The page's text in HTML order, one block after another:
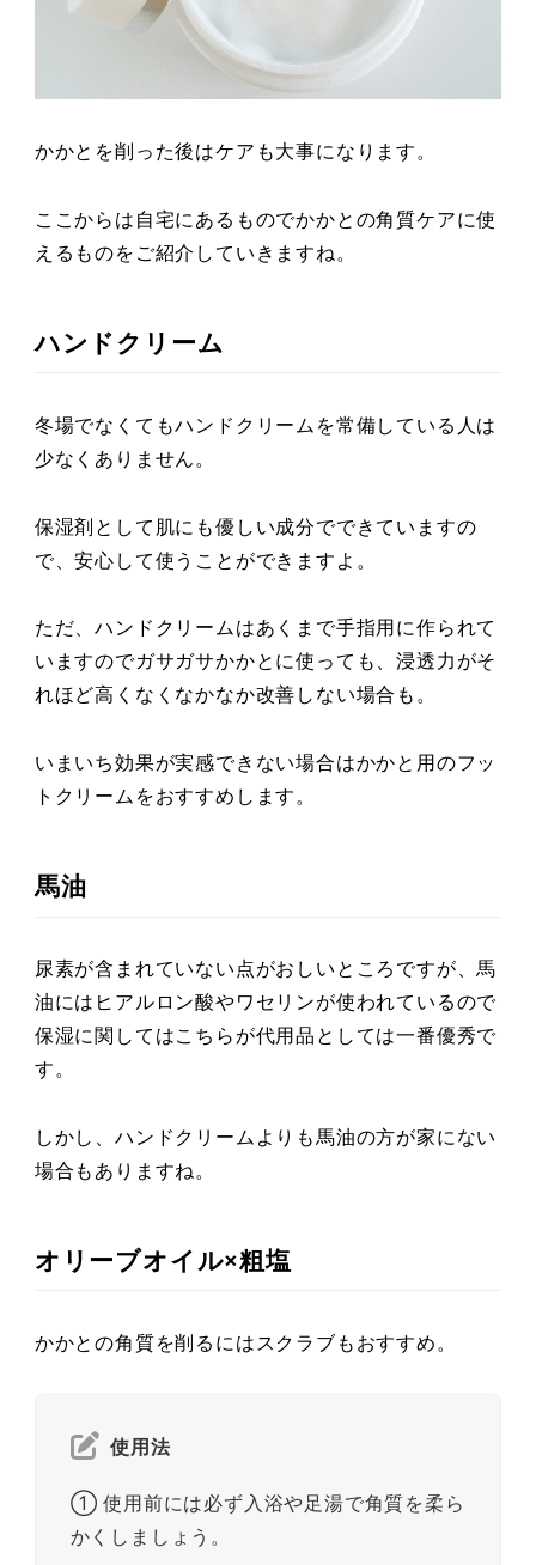
かかとを削った後はケアも大事になります。
ここからは自宅にあるものでかかとの角質ケアに使
えるものをご紹介していきますね。
ハンドクリーム
冬場でなくてもハンドクリームを常備している人は
少なくありません。
保湿剤として肌にも優しい成分でできていますの
で、安心して使うことができますよ。
ただ、ハンドクリームはあくまで手指用に作られて
いますのでガサガサかかとに使っても、浸透力がそ
れほど高くなくなかなか改善しない場合も。
いまいち効果が実感できない場合はかかと用のフッ
トクリームをおすすめします。
馬油
尿素が含まれていない点がおしいところですが、馬
油にはヒアルロン酸やワセリンが使われているので
保湿に関してはこちらが代用品としては一番優秀で
す。
しかし、ハンドクリームよりも馬油の方が家にない
場合もありますね。
オリーブオイル×粗塩
かかとの角質を削るにはスクラブもおすすめ。
使用法
① 使用前には必ず入浴や足湯で角質を柔ら
かくしましょう。